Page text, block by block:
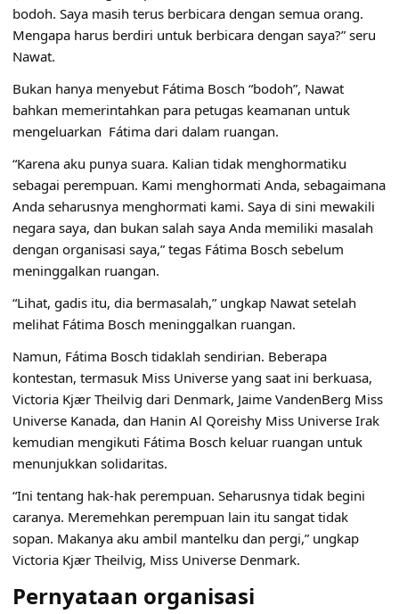
bodoh. Saya masih terus berbicara dengan semua orang.
Mengapa harus berdiri untuk berbicara dengan saya?” seru
Nawat.
Bukan hanya menyebut Fátima Bosch “bodoh”, Nawat
bahkan memerintahkan para petugas keamanan untuk
mengeluarkan Fátima dari dalam ruangan.
“Karena aku punya suara. Kalian tidak menghormatiku
sebagai perempuan. Kami menghormati Anda, sebagaimana
Anda seharusnya menghormati kami. Saya di sini mewakili
negara saya, dan bukan salah saya Anda memiliki masalah
dengan organisasi saya,” tegas Fátima Bosch sebelum
meninggalkan ruangan.
“Lihat, gadis itu, dia bermasalah,” ungkap Nawat setelah
melihat Fátima Bosch meninggalkan ruangan.
Namun, Fátima Bosch tidaklah sendirian. Beberapa
kontestan, termasuk Miss Universe yang saat ini berkuasa,
Victoria Kjær Theilvig dari Denmark, Jaime VandenBerg Miss
Universe Kanada, dan Hanin Al Qoreishy Miss Universe Irak
kemudian mengikuti Fátima Bosch keluar ruangan untuk
menunjukkan solidaritas.
“Ini tentang hak-hak perempuan. Seharusnya tidak begini
caranya. Meremehkan perempuan lain itu sangat tidak
sopan. Makanya aku ambil mantelku dan pergi,” ungkap
Victoria Kjær Theilvig, Miss Universe Denmark.
Pernyataan organisasi